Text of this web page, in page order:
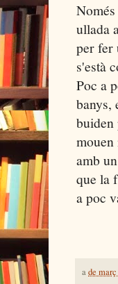
ullada
per fer
s'està
Poc a
banys,
buiden
mouen
amb
que la
a poc
ade